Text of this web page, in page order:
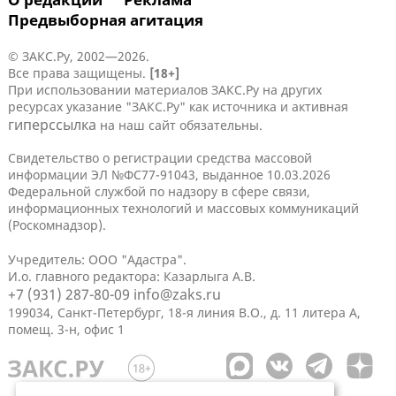
Предвыборная агитация
© ЗАКС.Ру, 2002—2026.
Все права защищены. [18+]
При использовании материалов ЗАКС.Ру на других
ресурсах указание "ЗАКС.Ру" как источника и активная
гиперссылка на наш сайт обязательны.
Свидетельство о регистрации средства массовой
информации ЭЛ №ФС77-91043, выданное 10.03.2026
Федеральной службой по надзору в сфере связи,
информационных технологий и массовых коммуникаций
(Роскомнадзор).
Учредитель: ООО "Адастра".
И.о. главного редактора: Казарлыга А.В.
+7 (931) 287-80-09 info@zaks.ru
199034, Санкт-Петербург, 18-я линия В.О., д. 11 литера А,
помещ. 3-н, офис 1